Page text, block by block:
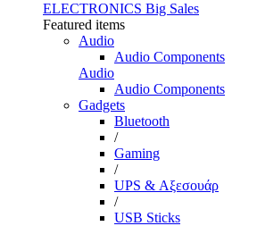
ELECTRONICS Big Sales
Featured items
Audio
Audio Components
Audio
Audio Components
Gadgets
Bluetooth
/
Gaming
/
UPS & Αξεσουάρ
/
USB Sticks